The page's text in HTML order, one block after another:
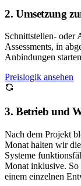
2. Umsetzung
Schnittstellen- oder
Assessments, in
Anbindungen
Preislogik ansehen
3. Betrieb und
Nach dem Projekt
Monat halten wir
Systeme
Monat inklusive. So
einem einzelnen